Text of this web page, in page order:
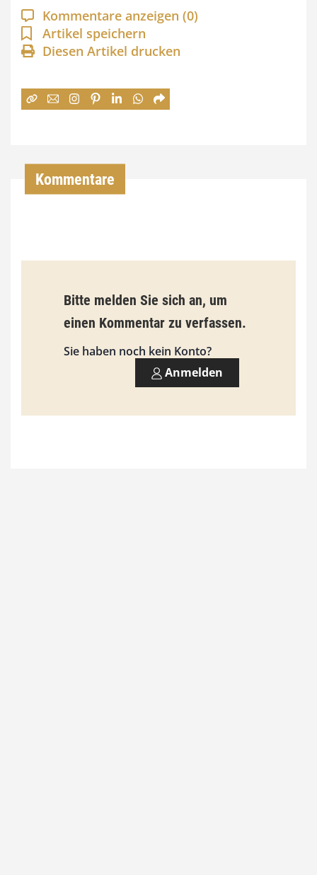
a
n
n
:
€
i
s
9
0
Kommentare anzeigen (0)
Artikel speichern
Diesen Artikel drucken
Kommentare
Bitte melden Sie sich an, um
einen Kommentar zu verfassen.
Sie haben noch kein Konto?
Anmelden